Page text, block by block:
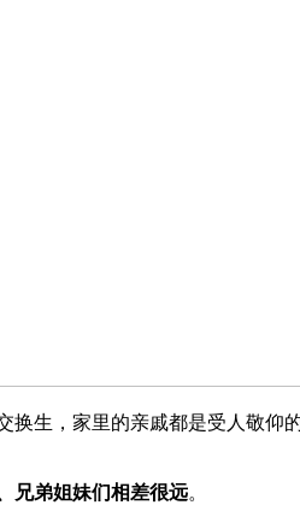
生，家里的亲戚都是受人敬仰
兄弟姐妹们相差很远。